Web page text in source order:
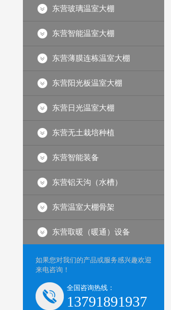
东营玻璃温室大棚
东营智能温室大棚
东营薄膜连栋温室大棚
东营阳光板温室大棚
东营日光温室大棚
东营无土栽培种植
东营智能装备
东营铝天沟（水槽）
东营温室大棚骨架
东营取暖（暖通）设备
如果您对我们的产品或服务感兴趣欢迎
来电咨询！
全国咨询热线：
13791891937
东营育苗连栋薄膜大棚